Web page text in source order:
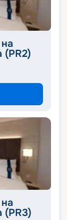
(PR2)
(PR3)